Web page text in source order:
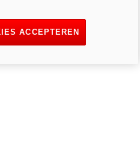
ACCEPTEREN